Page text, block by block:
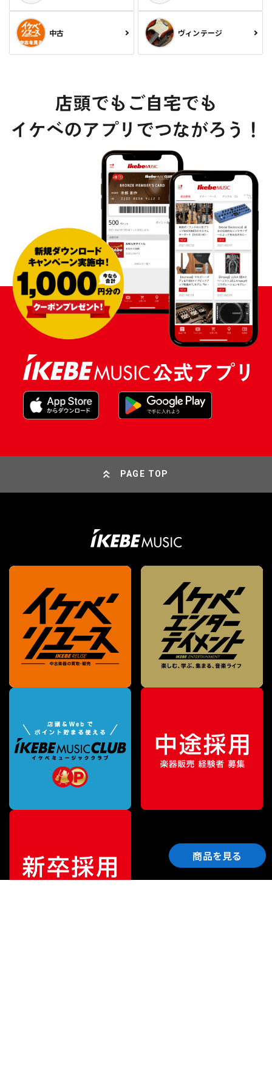
商品を見る
中古 ヴィンテージ
PAGE TOP